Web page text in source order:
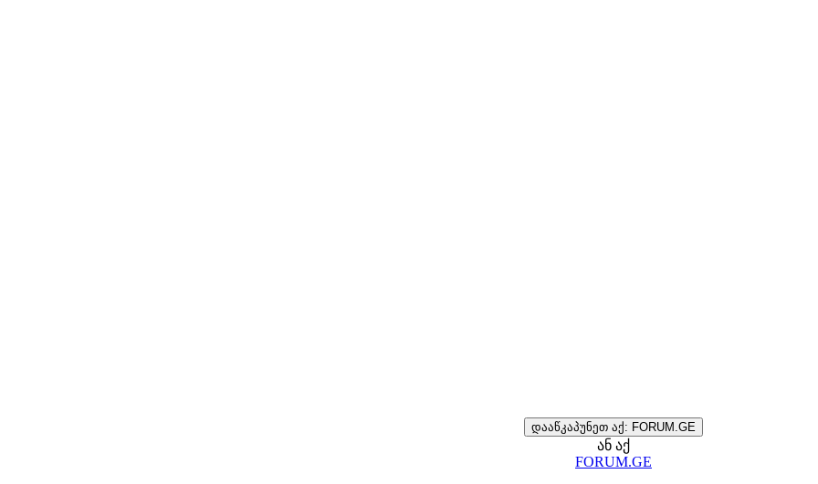
დააწკაპუნეთ აქ: FORUM.GE
ან აქ
FORUM.GE